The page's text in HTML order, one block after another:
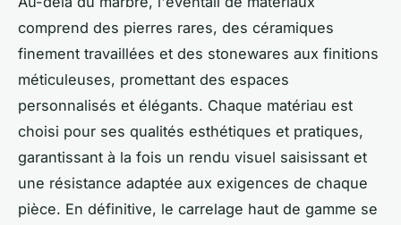
comprend des pierres rares, des céramiques
finement travaillées et des stonewares aux finitions
méticuleuses, promettant des espaces
personnalisés et élégants. Chaque matériau est
choisi pour ses qualités esthétiques et pratiques,
garantissant à la fois un rendu visuel saisissant et
une résistance adaptée aux exigences de chaque
pièce. En définitive, le carrelage haut de gamme se